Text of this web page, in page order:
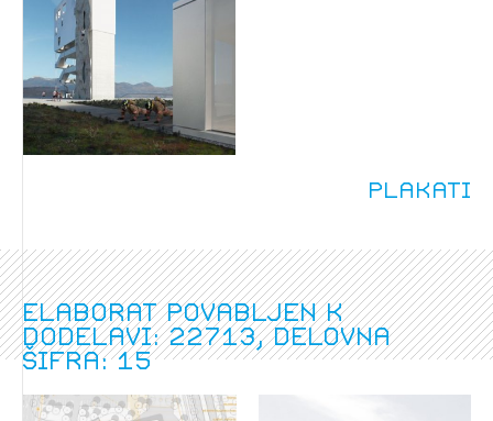
Plakati
Elaborat povabljen k
dodelavi: 22713, delovna
šifra: 15